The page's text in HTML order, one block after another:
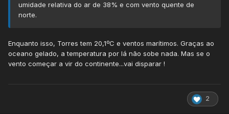
umidade relativa do ar de 38% e com vento quente de
norte.
Enquanto isso, Torres tem 20,1ºC e ventos marítimos. Graças ao
oceano gelado, a temperatura por lá não sobe nada. Mas se o
vento começar a vir do continente...vai disparar !
2